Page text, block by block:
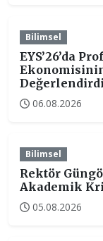
Bilimsel
EYS’26’da
Değerlendirdi
06.08.2026
Bilimsel
Rektör
Akademik
05.08.2026